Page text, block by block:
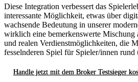
Diese Integration verbessert das
interessante Möglichkeit, etwas über
wachsende Bedeutung in unserer
wirklich eine bemerkenswerte
und realen Verdienstmöglichkeiten, die
fesselnderen Spiel für Spieler/innen rund
Handle jetzt mit dem Broker Testsieger